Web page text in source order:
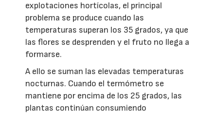
explotaciones hortícolas, el principal
problema se produce cuando las
temperaturas superan los 35 grados, ya que
las flores se desprenden y el fruto no llega a
formarse.
A ello se suman las elevadas temperaturas
nocturnas. Cuando el termómetro se
mantiene por encima de los 25 grados, las
plantas continúan consumiendo